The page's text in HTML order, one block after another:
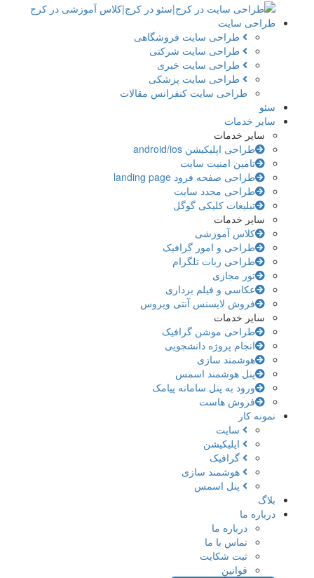
طراحی سایت
طراحی سایت فروشگاهی
طراحی سایت شرکتی
طراحی سایت خبری
طراحی سایت پزشکی
طراحی سایت کنفرانس مقالات
سئو
سایر خدمات
سایر خدمات
طراحی اپلیکیشن android/ios
تامین امنیت سایت
طراحی صفحه فرود landing page
طراحی مجدد سایت
تبلیغات کلیکی گوگل
سایر خدمات
کلاس آموزشی
طراحی و امور گرافیک
طراحی ربات تلگرام
تور مجازی
عکاسی و فیلم برداری
فروش لایسنس آنتی ویروس
سایر خدمات
طراحی موشن گرافیک
انجام پروژه دانشجویی
هوشمند سازی
پنل هوشمند اسمس
ورود به پنل سامانه پیامک
فروش هاست
نمونه کار
سایت
اپلیکیشن
گرافیک
هوشمند سازی
پنل اسمس
بلاگ
درباره ما
درباره ما
تماس با ما
ثبت شکایت
قوانین